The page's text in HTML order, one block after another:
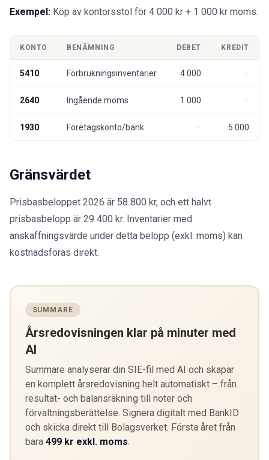
Exempel: Köp av kontorsstol för 4 000 kr + 1 000 kr moms.
KONTO BENÄMNING DEBET KREDIT
5410 Förbrukningsinventarier 4 000
2640 Ingående moms 1 000
1930 Företagskonto/bank 5 000
Gränsvärdet
Prisbasbeloppet 2026 är 58 800 kr, och ett halvt
prisbasbelopp är 29 400 kr. Inventarier med
anskaffningsvärde under detta belopp (exkl. moms) kan
kostnadsföras direkt.
SUMMARE
Årsredovisningen klar på minuter med
AI
Summare analyserar din SIE-fil med AI och skapar
en komplett årsredovisning helt automatiskt – från
resultat- och balansräkning till noter och
förvaltningsberättelse. Signera digitalt med BankID
och skicka direkt till Bolagsverket. Första året från
bara 499 kr exkl. moms